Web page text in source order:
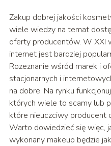
Zakup dobrej jakości
wiele wiedzy na temat
oferty producentów. W XXI
internet jest bardziej
Rozeznanie wśród marek i
stacjonarnych i
na dobre. Na rynku
których wiele to scamy lub
które nieuczciwy producent
Warto dowiedzieć się więc,
wykonany makeup będzie